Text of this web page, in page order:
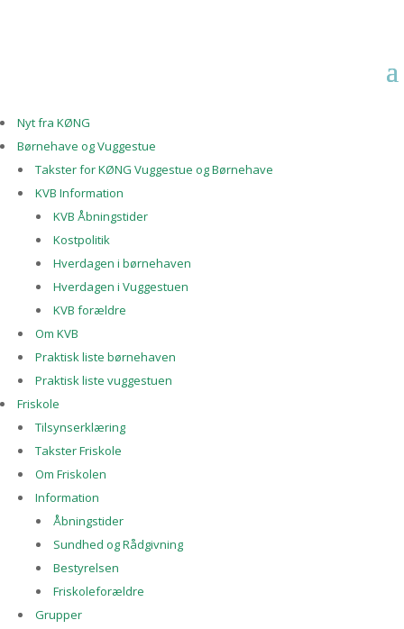
Nyt fra KØNG
Børnehave og Vuggestue
Takster for KØNG Vuggestue og Børnehave
KVB Information
KVB Åbningstider
Kostpolitik
Hverdagen i børnehaven
Hverdagen i Vuggestuen
KVB forældre
Om KVB
Praktisk liste børnehaven
Praktisk liste vuggestuen
Friskole
Tilsynserklæring
Takster Friskole
Om Friskolen
Information
Åbningstider
Sundhed og Rådgivning
Bestyrelsen
Friskoleforældre
Grupper